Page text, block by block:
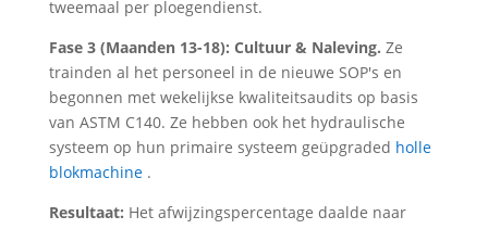
tweemaal per ploegendienst.
Fase 3 (Maanden 13-18): Cultuur & Naleving. Ze
trainden al het personeel in de nieuwe SOP's en
begonnen met wekelijkse kwaliteitsaudits op basis
van ASTM C140. Ze hebben ook het hydraulische
systeem op hun primaire systeem geüpgraded holle
blokmachine .
Resultaat: Het afwijzingspercentage daalde naar